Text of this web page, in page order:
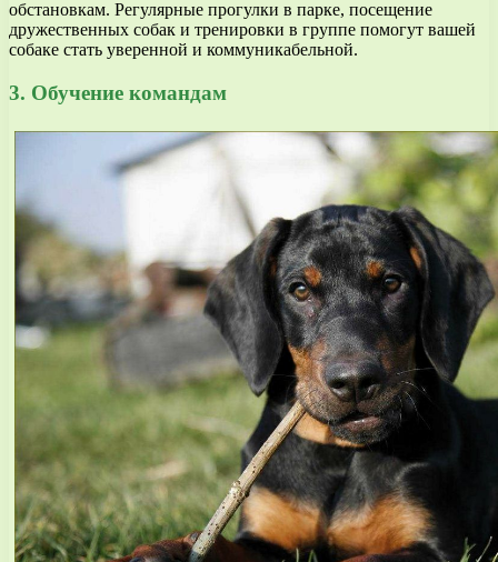
обстановкам. Регулярные прогулки в парке, посещение
дружественных собак и тренировки в группе помогут вашей
собаке стать уверенной и коммуникабельной.
3. Обучение командам